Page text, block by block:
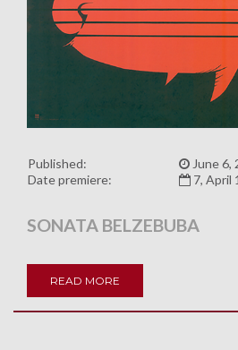
Published:
June 6,
Date premiere:
7, April
SONATA BELZEBUBA
READ MORE